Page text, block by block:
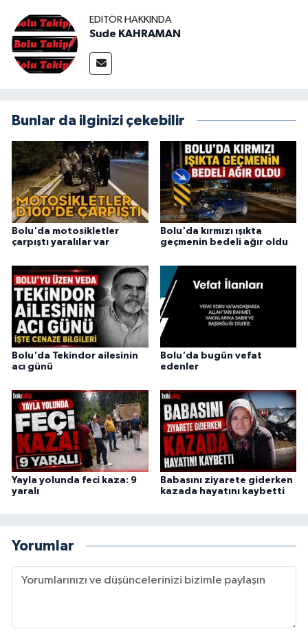
EDITÖR HAKKINDA
Sude KAHRAMAN
Bunlar da ilginizi çekebilir
Bolu'da motosikletler
çarpıştı yaralılar var
Bolu'da kırmızı ışıkta
geçmenin bedeli ağır oldu
Bolu'da Tekindor ailesinin
acı günü
Bolu'da bugün vefat
edenler
Yayla yolunda feci kaza: 9
yaralı
Babasını ziyarete giderken
kazada hayatını kaybetti
Yorumlar